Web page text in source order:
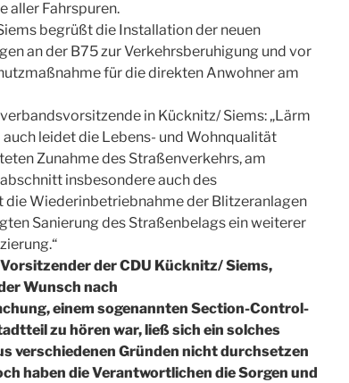
aller Fahrspuren.
begrüßt die Installation der neuen
an der B75 zur Verkehrsberuhigung und vor
für die direkten Anwohner am
in Kücknitz/ Siems: „Lärm
leidet die Lebens- und Wohnqualität
Zunahme des Straßenverkehrs, am
insbesondere auch des
die Wiederinbetriebnahme der Blitzeranlagen
Sanierung des Straßenbelags ein weiterer
der CDU Kücknitz/ Siems,
Wunsch nach
einem sogenannten Section-Control-
zu hören war, ließ sich ein solches
verschiedenen Gründen nicht durchsetzen
haben dieVerantwortlichen die Sorgen und